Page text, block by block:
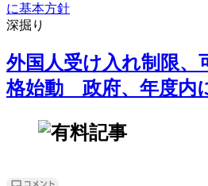
に基本方針
深掘り
外国人受け入れ制限、
格始動 政府、年度内